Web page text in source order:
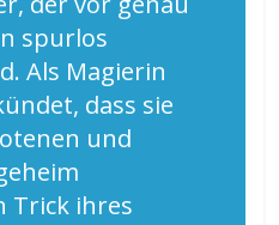
spurlos
Als Magierin
dass sie
und
Trick ihres